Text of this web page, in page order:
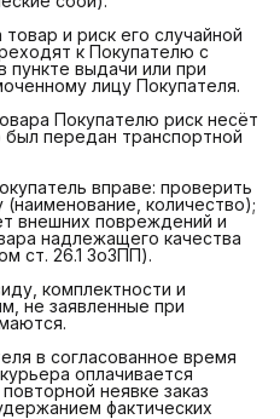
и риск его случайной
к Покупателю с
пункте выдачи или при
лицу Покупателя.
Покупателю риск несёт
передан транспортной
вправе: проверить
(наименование, количество);
внешних повреждений и
надлежащего качества
ст. 26.1 ЗоЗПП).
комплектности и
не заявленные при
в согласованное время
оплачивается
неявке заказ
фактических